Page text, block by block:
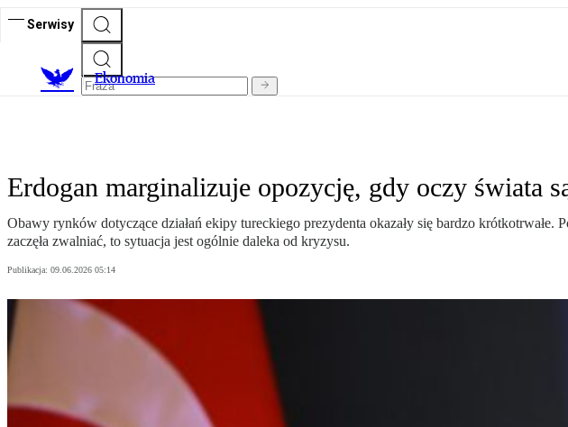
Serwisy
Ekonomia
Erdogan marginalizuje opozycję, gdy oczy świata
Obawy rynków dotyczące działań ekipy tureckiego prezydenta okazały się bardzo
zaczęła zwalniać, to sytuacja jest ogólnie daleka od kryzysu.
Publikacja: 09.06.2026 05:14